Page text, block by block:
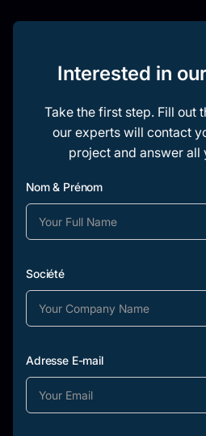
Interested in
Take the first step. Fill out
our experts will contact
project and answer all
Nom & Prénom
Société
Adresse E-mail